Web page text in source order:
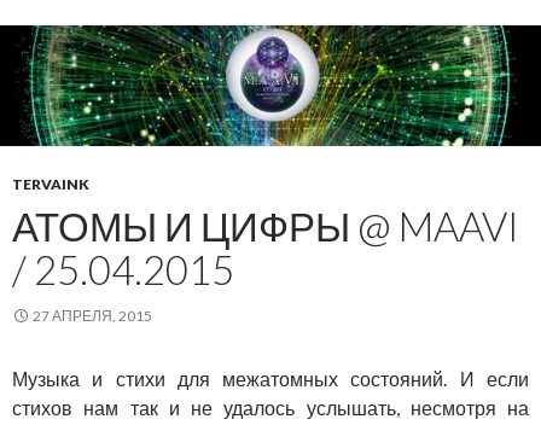
TERVAINK
АТОМЫ И ЦИФРЫ @ MAAVI
/ 25.04.2015
27 АПРЕЛЯ, 2015
Музыка и стихи для межатомных состояний. И если
стихов нам так и не удалось услышать, несмотря на